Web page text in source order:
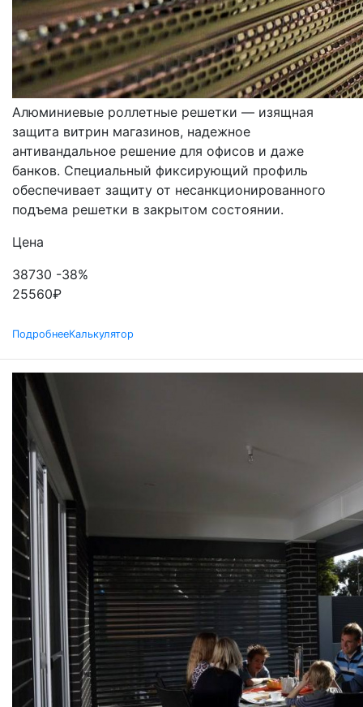
РОЛЬСТАВНИ
РЕШЕТЧАТЫЕ
Алюминиевые роллетные решетки — изящная
защита витрин магазинов, надежное
антивандальное решение для офисов и даже
банков. Специальный фиксирующий профиль
обеспечивает защиту от несанкционированного
подъема решетки в закрытом состоянии.
Цена
38730 -38%
25560₽
ПодробнееКалькулятор